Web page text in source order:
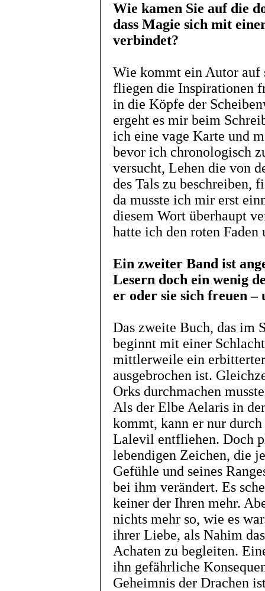
Wie kamen Sie auf die
dass Magie sich mit
verbindet?
Wie kommt ein Autor auf
fliegen die Inspirationen
in die Köpfe der
ergeht es mir beim
ich eine vage Karte und
bevor ich chronologisch
versucht, Lehen die von
des Tals zu beschreiben,
da musste ich mir erst
diesem Wort überhaupt
hatte ich den roten
Ein zweiter Band ist
Lesern doch ein wenig
er oder sie sich freuen –
Das zweite Buch, das im
beginnt mit einer
mittlerweile ein
ausgebrochen ist.
Orks durchmachen
Als der Elbe Aelaris in
kommt, kann er nur
Lalevil entfliehen. Doch
lebendigen Zeichen, die
Gefühle und seines
bei ihm verändert. Es
keiner der Ihren mehr.
nichts mehr so, wie es
ihrer Liebe, als Nahim
Achaten zu begleiten.
ihn gefährliche
Geheimnis der Drachen